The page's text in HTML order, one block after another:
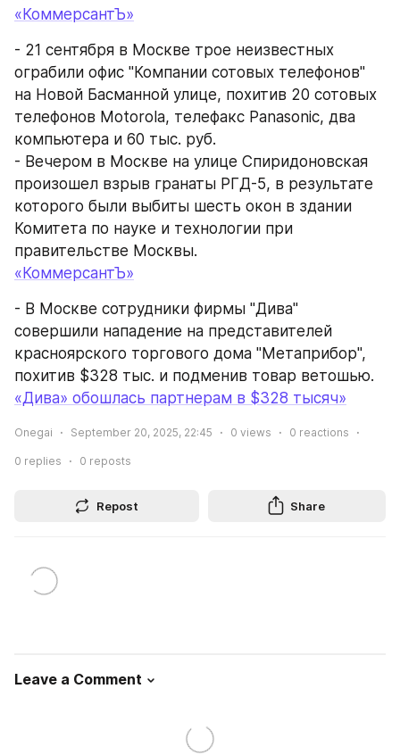
«КоммерсантЪ»
- 21 сентября в Москве трое неизвестных
ограбили офис "Компании сотовых телефонов"
на Новой Басманной улице, похитив 20 сотовых
телефонов Motorola, телефакс Panasonic, два
компьютера и 60 тыс. руб.
- Вечером в Москве на улице Спиридоновская
произошел взрыв гранаты РГД-5, в результате
которого были выбиты шесть окон в здании
Комитета по науке и технологии при
правительстве Москвы.
«КоммерсантЪ»
- В Москве сотрудники фирмы "Дива"
совершили нападение на представителей
красноярского торгового дома "Метаприбор",
похитив $328 тыс. и подменив товар ветошью.
«Дива» обошлась партнерам в $328 тысяч»
Onegai September 20, 2025, 22:45 0 views 0 reactions
0 replies 0 reposts
Repost Share
Leave a Comment